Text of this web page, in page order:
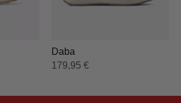
Daba
179,95 €